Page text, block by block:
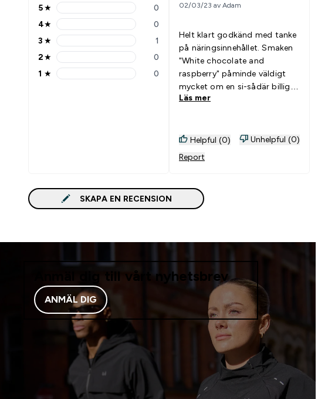
5 stars rating 0 reviews
5★ 0
4 stars rating 0 reviews
4★ 0
3 stars rating 1 reviews
3 ★ 1
2 stars rating 0 reviews
2★ 0
1 stars rating 0 reviews
1 ★ 0
02/03/23 av Adam
Helt klart godkänd med tanke
på näringsinnehållet. Smaken
"White chocolate and
raspberry" påminde väldigt
mycket om en si-sådär billig
jordgubbsglass. Passar bra
Läs mer
Helpful (0)
Unhelpful (0)
Report
SKAPA EN RECENSION
Anmäl dig till vårt nyhetsbrev
ANMÄL DIG